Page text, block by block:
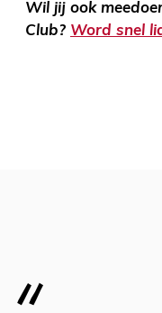
Wil jij ook
Club? Word snel